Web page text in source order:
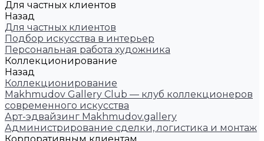
Для частных клиентов
Назад
Для частных клиентов
Подбор искусства в интерьер
Персональная работа художника
Коллекционирование
Назад
Коллекционирование
Makhmudov Gallery Club — клуб коллекционеров
современного искусства
Арт-эдвайзинг Makhmudov.gallery
Администрирование сделки, логистика и монтаж